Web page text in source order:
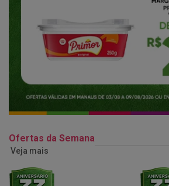
Ofertas da Semana
Veja mais